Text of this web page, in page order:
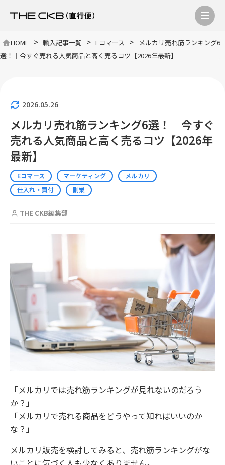
HOME > 輸入記事一覧 > Eコマース >
メルカリ売れ筋ランキング6
選！｜今すぐ売れる人気商品と高く売るコツ【2026年最新】
2026.05.26
メルカリ売れ筋ランキング6選！｜今すぐ
売れる人気商品と高く売るコツ【2026年
最新】
Eコマース マーケティング
メルカリ
仕入れ・買付
副業
THE CKB編集部
「メルカリでは売れ筋ランキングが見れないのだろう
か？」
「メルカリで売れる商品をどうやって知ればいいのか
な？」
メルカリ販売を検討してみると、売れ筋ランキングがな